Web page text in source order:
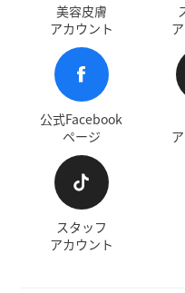
美容皮膚
アカウント
公式Facebook
ページ
スタッフ
アカウント